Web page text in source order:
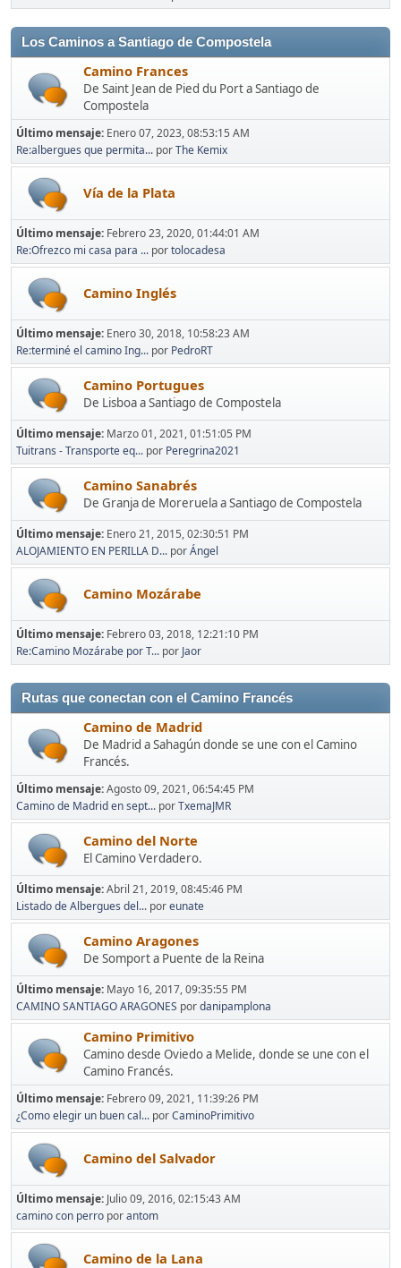
Los Caminos a Santiago de Compostela
Camino Frances
De Saint Jean de Pied du Port a Santiago de
Compostela
Último mensaje: Enero 07, 2023, 08:53:15 AM
Re:albergues que permita... porThe Kemix
Vía de la Plata
Último mensaje: Febrero 23, 2020, 01:44:01 AM
Re:Ofrezco mi casa para ... portolocadesa
Camino Inglés
Último mensaje: Enero 30, 2018, 10:58:23 AM
Re:terminé el camino Ing... por PedroRT
Camino Portugues
De Lisboa a Santiago de Compostela
Último mensaje: Marzo 01, 2021, 01:51:05 PM
Tuitrans - Transporte eq... por Peregrina2021
Camino Sanabrés
De Granja de Moreruela a Santiago de Compostela
Último mensaje: Enero 21, 2015, 02:30:51 PM
ALOJAMIENTO EN PERILLA D... porÁngel
Camino Mozárabe
Último mensaje: Febrero 03, 2018, 12:21:10 PM
Re:Camino Mozárabe por T... por Jaor
Rutas que conectan con el Camino Francés
Camino de Madrid
De Madrid a Sahagún donde se une con el Camino
Francés.
Último mensaje:Agosto 09, 2021, 06:54:45 PM
Camino de Madrid en sept... porTxemaJMR
Camino del Norte
El Camino Verdadero.
Último mensaje:Abril 21, 2019, 08:45:46 PM
Listado de Albergues del... poreunate
Camino Aragones
De Somport a Puente de la Reina
Último mensaje: Mayo 16, 2017, 09:35:55 PM
CAMINO SANTIAGO ARAGONES pordanipamplona
Camino Primitivo
Camino desde Oviedo a Melide, donde se une con el
Camino Francés.
Último mensaje: Febrero 09, 2021, 11:39:26 PM
¿Como elegir un buen cal... porCaminoPrimitivo
Camino del Salvador
Último mensaje: Julio 09, 2016, 02:15:43 AM
camino con perro porantom
Camino de la Lana